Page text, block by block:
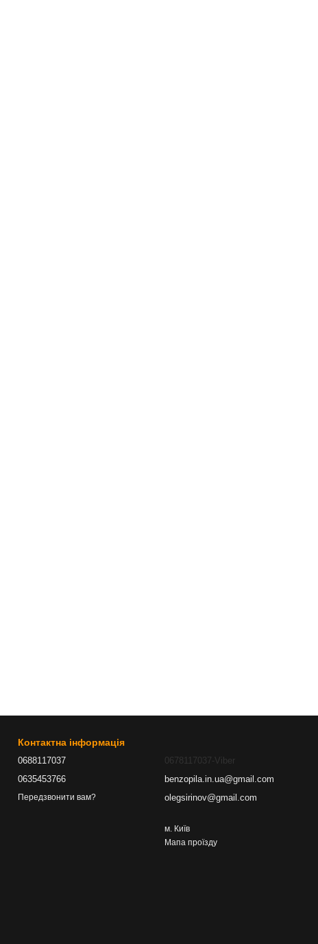
Контактна інформація
0688117037
0635453766
Передзвонити вам?
0678117037-Viber
benzopila.in.ua@gmail.com
olegsirinov@gmail.com
м. Київ
Мапа проїзду